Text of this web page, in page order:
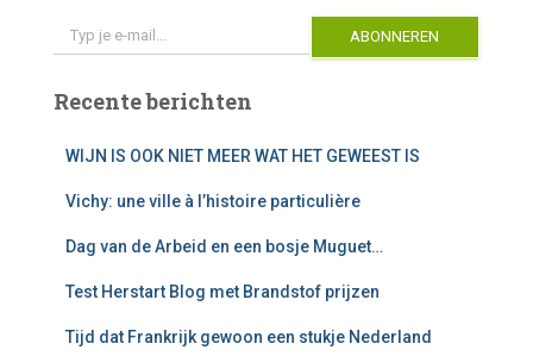
ABONNEREN
Recente berichten
WIJN IS OOK NIET MEER WAT HET GEWEEST IS
Vichy: une ville à l’histoire particulière
Dag van de Arbeid en een bosje Muguet…
Test Herstart Blog met Brandstof prijzen
Tijd dat Frankrijk gewoon een stukje Nederland